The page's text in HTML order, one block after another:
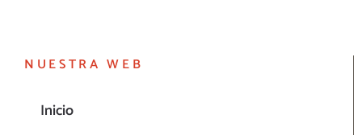
NUESTRA WEB
Inicio